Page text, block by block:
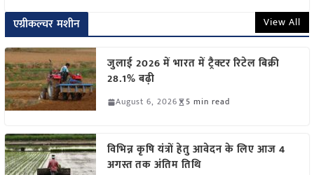
एग्रीकल्चर मशीन View All
जुलाई 2026 में भारत में ट्रैक्टर रिटेल बिक्री
28.1% बढ़ी
August 6, 2026 5 min read
विभिन्न कृषि यंत्रों हेतु आवेदन के लिए आज 4
अगस्त तक अंतिम तिथि